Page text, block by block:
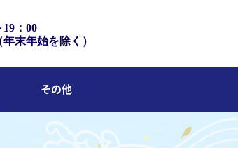
：00
末年始を除く）
その他